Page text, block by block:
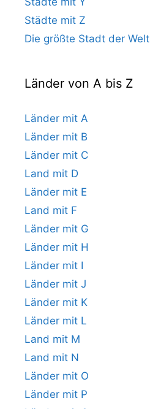
Städte mit Z
Die größte Stadt der Welt
Länder von A bis Z
Länder mit A
Länder mit B
Länder mit C
Land mit D
Länder mit E
Land mit F
Länder mit G
Länder mit H
Länder mit I
Länder mit J
Länder mit K
Länder mit L
Land mit M
Land mit N
Länder mit O
Länder mit P